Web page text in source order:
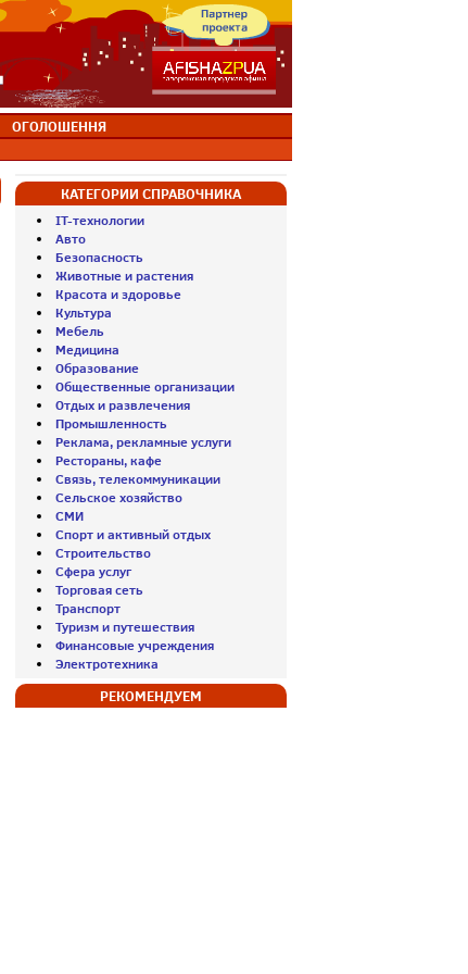
ОГОЛОШЕННЯ
КАТЕГОРИИ СПРАВОЧНИКА
IT-технологии
Авто
Безопасность
Животные и растения
Красота и здоровье
Культура
Мебель
Медицина
Образование
Общественные организации
Отдых и развлечения
Промышленность
Реклама, рекламные услуги
Рестораны, кафе
Связь, телекоммуникации
Сельское хозяйство
СМИ
Спорт и активный отдых
Строительство
Сфера услуг
Торговая сеть
Транспорт
Туризм и путешествия
Финансовые учреждения
Электротехника
РЕКОМЕНДУЕМ